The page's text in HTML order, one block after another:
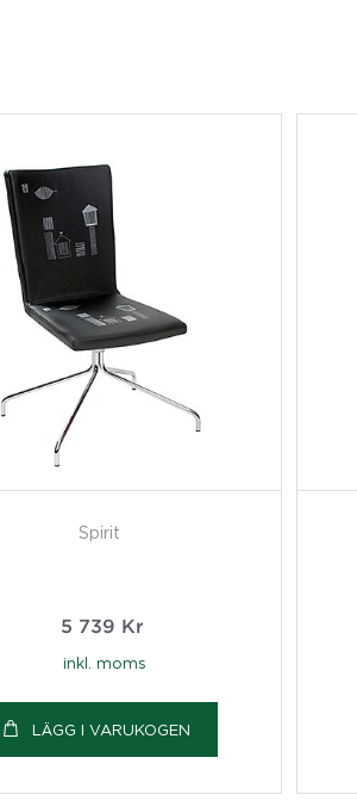
Spirit
5 739 Kr
inkl. moms
LÄGG I VARUKOGEN